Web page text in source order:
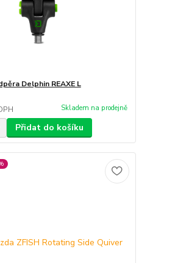
Delphin REAXE L
Skladem na prodejně
Přidat do košíku